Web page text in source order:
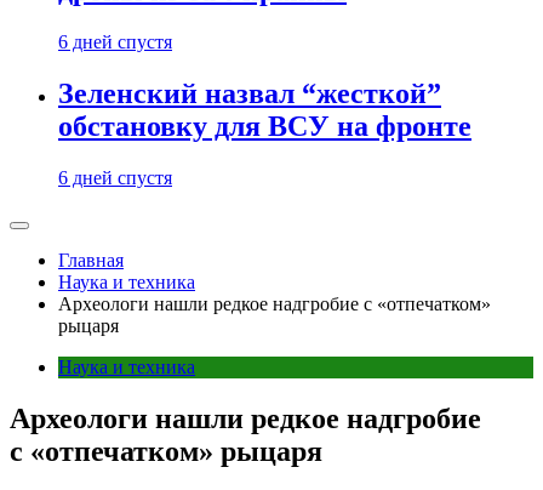
6 дней спустя
Зеленский назвал “жесткой”
обстановку для ВСУ на фронте
6 дней спустя
Главная
Наука и техника
Археологи нашли редкое надгробие с «отпечатком»
рыцаря
Наука и техника
Археологи нашли редкое надгробие
с «отпечатком» рыцаря